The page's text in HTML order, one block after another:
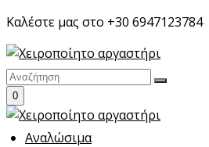
Skip
to
content
Καλέστε μας στο +30 6947123784
0
Αναλώσιμα